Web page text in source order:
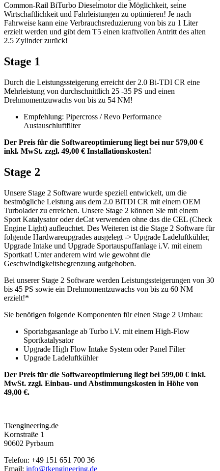
Common-Rail BiTurbo Dieselmotor die Möglichkeit, seine
Wirtschaftlichkeit und Fahrleistungen zu optimieren! Je nach
Fahrweise kann eine Verbrauchsreduzierung von bis zu 1 Liter
erzielt werden und gibt dem T5 einen kraftvollen Antritt des alten
2.5 Zylinder zurück!
Stage 1
Durch die Leistungssteigerung erreicht der 2.0 Bi-TDI CR eine
Mehrleistung von durchschnittlich 25 -35 PS und einen
Drehmomentzuwachs von bis zu 54 NM!
Empfehlung: Pipercross / Revo Performance
Austauschluftfilter
Der Preis für die Softwareoptimierung liegt bei nur 579,00 €
inkl. MwSt. zzgl. 49,00 € Installationskosten!
Stage 2
Unsere Stage 2 Software wurde speziell entwickelt, um die
bestmögliche Leistung aus dem 2.0 BiTDI CR mit einem OEM
Turbolader zu erreichen. Unsere Stage 2 können Sie mit einem
Sport Katalysator oder deCat verwenden ohne das die CEL (Check
Engine Light) aufleuchtet. Des Weiteren ist die Stage 2 Software für
folgende Hardwareupgrades ausgelegt -> Upgrade Ladeluftkühler,
Upgrade Intake und Upgrade Sportauspuffanlage i.V. mit einem
Sportkat! Unter anderem wird wie gewohnt die
Geschwindigkeitsbegrenzung aufgehoben.
Bei unserer Stage 2 Software werden Leistungssteigerungen von 30
bis 45 PS sowie ein Drehmomentzuwachs von bis zu 60 NM
erzielt!*
Sie benötigen folgende Komponenten für einen Stage 2 Umbau:
Sportabgasanlage ab Turbo i.V. mit einem High-Flow
Sportkatalysator
Upgrade High Flow Intake System oder Panel Filter
Upgrade Ladeluftkühler
Der Preis für die Softwareoptimierung liegt bei 599,00 € inkl.
MwSt. zzgl. Einbau- und Abstimmungskosten in Höhe von
49,00 €.
Tkengineering.de
Kornstraße 1
90602 Pyrbaum
Telefon: +49 151 651 700 36
Email: info@tkengineering.de